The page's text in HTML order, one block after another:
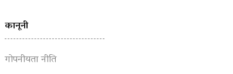
कानूनी
गोपनीयता नीति